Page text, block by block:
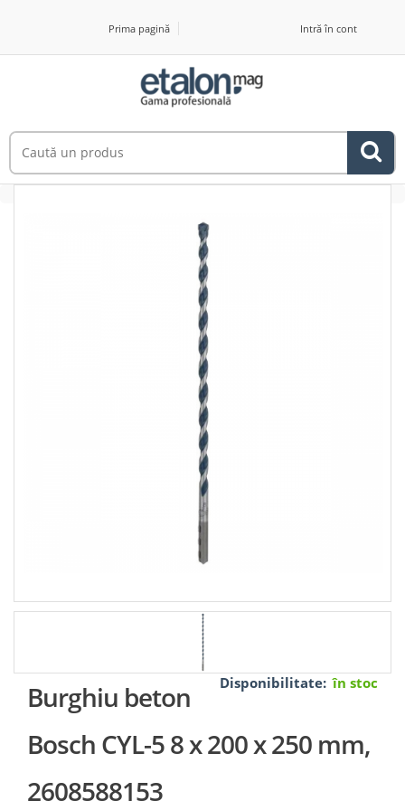
Prima pagină Intră în cont
Disponibilitate: în stoc
Burghiu beton
Bosch CYL-5 8 x 200 x 250 mm,
2608588153